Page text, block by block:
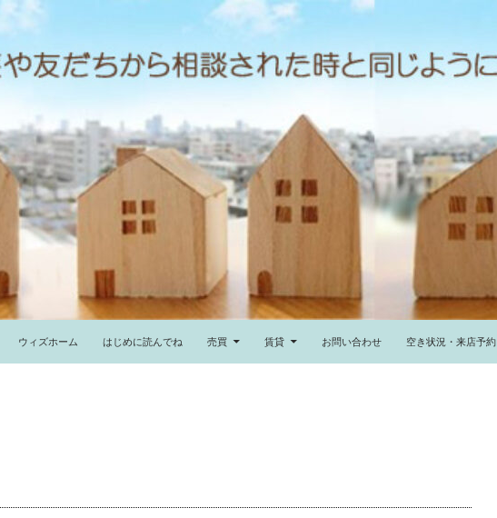
ウィズホーム はじめに読んでね 売買 賃貸 お問い合わせ 空き状況・来店予約